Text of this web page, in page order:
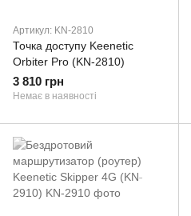
Артикул: KN-2810
Точка доступу Keenetic
Orbiter Pro (KN-2810)
3 810 грн
Немає в наявності